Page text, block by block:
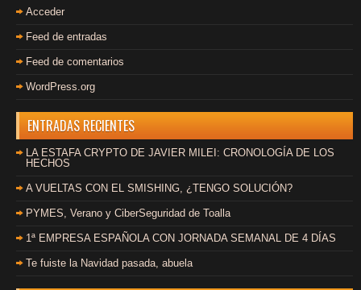
Acceder
Feed de entradas
Feed de comentarios
WordPress.org
ENTRADAS RECIENTES
LA ESTAFA CRYPTO DE JAVIER MILEI: CRONOLOGÍA DE LOS
HECHOS
A VUELTAS CON EL SMISHING, ¿TENGO SOLUCIÓN?
PYMES, Verano y CiberSeguridad de Toalla
1ª EMPRESA ESPAÑOLA CON JORNADA SEMANAL DE 4 DÍAS
Te fuiste la Navidad pasada, abuela